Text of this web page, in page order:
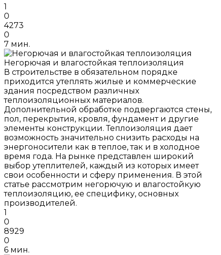
1
0
4273
0
7 мин.
Негорючая и влагостойкая теплоизоляция
В строительстве в обязательном порядке
приходится утеплять жилые и коммерческие
здания посредством различных
теплоизоляционных материалов.
Дополнительной обработке подвергаются стены,
пол, перекрытия, кровля, фундамент и другие
элементы конструкции. Теплоизоляция дает
возможность значительно снизить расходы на
энергоносители как в теплое, так и в холодное
время года. На рынке представлен широкий
выбор утеплителей, каждый из которых имеет
свои особенности и сферу применения. В этой
статье рассмотрим негорючую и влагостойкую
теплоизоляцию, ее специфику, основных
производителей.
1
0
8929
0
6 мин.